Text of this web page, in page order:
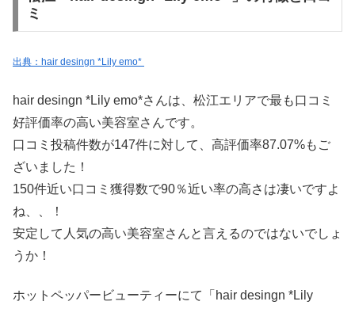
ミ
出典：hair desingn *Lily emo*
hair desingn *Lily emo*さんは、松江エリアで最も口コミ
好評価率の高い美容室さんです。
口コミ投稿件数が147件に対して、高評価率87.07%もご
ざいました！
150件近い口コミ獲得数で90％近い率の高さは凄いですよ
ね、、！
安定して人気の高い美容室さんと言えるのではないでしょ
うか！
ホットペッパービューティーにて「hair desingn *Lily